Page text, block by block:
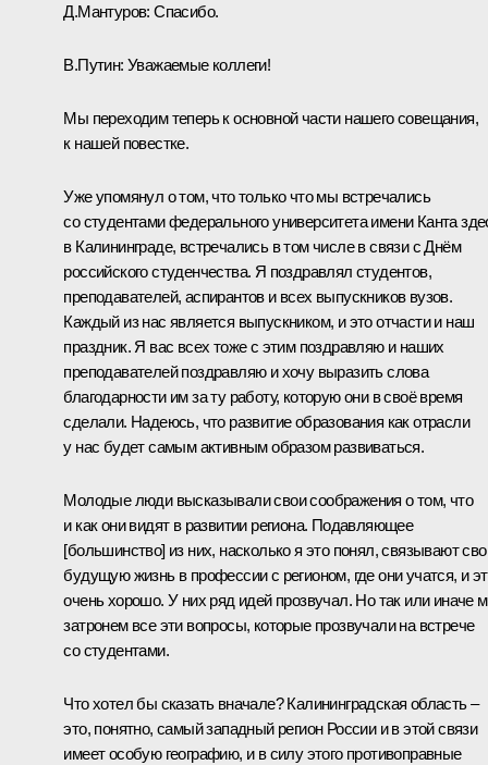
Д.Мантуров: Спасибо.
В.Путин: Уважаемые коллеги!
Мы переходим теперь к основной части нашего совещания,
к нашей повестке.
Уже упомянул о том, что только что мы встречались
со студентами федерального университета имени Канта
в Калининграде, встречались в том числе в связи с Днём
российского студенчества. Я поздравлял студентов,
преподавателей, аспирантов и всех выпускников вузов.
Каждый из нас является выпускником, и это отчасти и наш
праздник. Я вас всех тоже с этим поздравляю и наших
преподавателей поздравляю и хочу выразить слова
благодарности им за ту работу, которую они в своё время
сделали. Надеюсь, что развитие образования как отрасли
у нас будет самым активным образом развиваться.
Молодые люди высказывали свои соображения о том, что
и как они видят в развитии региона. Подавляющее
[большинство] из них, насколько я это понял, связывают
будущую жизнь в профессии с регионом, где они учатся, и
очень хорошо. У них ряд идей прозвучал. Но так или иначе
затронем все эти вопросы, которые прозвучали на встрече
со студентами.
Что хотел бы сказать вначале? Калининградская область –
это, понятно, самый западный регион России и в этой связи
имеет особую географию, и в силу этого противоправные